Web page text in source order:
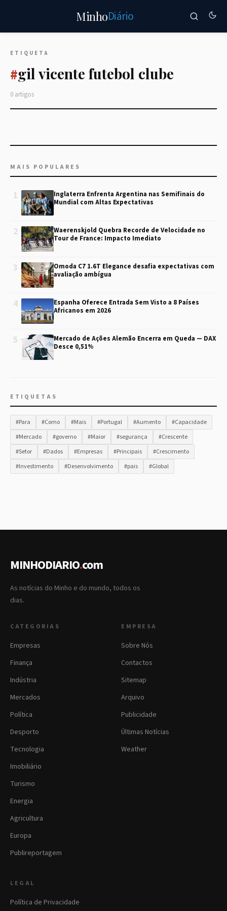
MinhoDiário
ETIQUETA
#gil vicente futebol clube
0 artigos
MAIS POPULARES
1
Inglaterra Enfrenta Argentina nas Semifinais do
Mundial com Altas Expectativas
2
Waerenskjold Quebra Recorde de Velocidade no
Tour de France: Impacto Imediato
3
Omoda C7 1.6T Elegance desafia expectativas com
avaliação ambígua
4
Espanha Oferece Entrada Sem Visto a 8 Países
Africanos em 2026
5
Mercado de Ações Alemão Encerra em Queda — DAX
Desce 0,51%
ETIQUETAS
#Para #Como #Mais #Portugal #Aumento
#Capacidade
#Mercado
#governo #Maior #segurança
#Crescente
#Setor
#Dados #Empresas #Principais
#Crescimento
#Investimento
#Desenvolvimento #pais #Global
MINHODIARIO.com
As notícias do Minho e do mundo, todos os
dias.
CATEGORIAS
Empresas
Finança
Indústria
Mercados
Política
Desporto
Tecnologia
Imobiliário
Turismo
Energia
Agricultura
Europa
Publireportagem
EMPRESA
Sobre Nós
Contactos
Sitemap
Arquivo
Publicidade
Últimas Notícias
Weather
LEGAL
Política de Privacidade